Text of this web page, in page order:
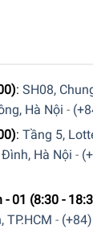
: SH08,
Hà Nội -
: Tầng 5,
Hà Nội -
01 (8:30 -
TP.HCM -